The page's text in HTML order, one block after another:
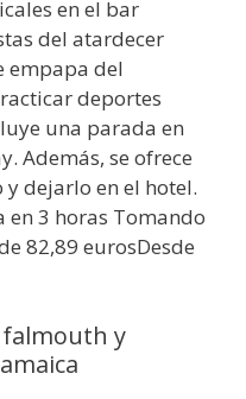
en el bar
del atardecer
empapa del
deportes
una parada en
Además, se ofrece
dejarlo en el hotel.
3 horas Tomando
82,89 eurosDesde
y